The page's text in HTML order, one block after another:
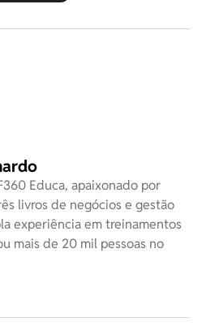
Educa, apaixonado por
livros de negócios e gestão
experiência em treinamentos
mais de 20 mil pessoas no